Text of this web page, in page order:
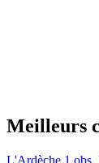
Meilleurs
L'Ardèche 1 obs.